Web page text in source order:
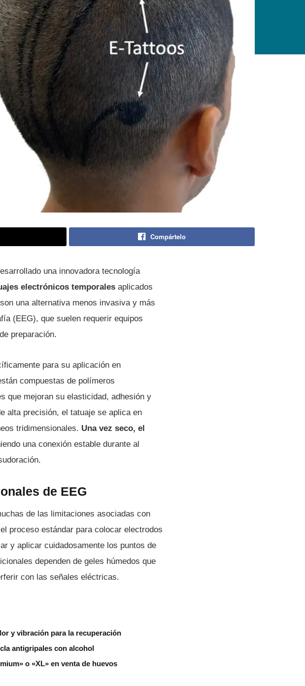
Compártelo
una innovadora tecnología
electrónicos temporales aplicados
una alternativa menos invasiva y más
(EEG), que suelen requerir equipos
preparación.
para su aplicación en
compuestas de polímeros
que mejoran su elasticidad, adhesión y
alta precisión, el tatuaje se aplica en
tridimensionales. Una vez seco, el
una conexión estable durante al
de EEG
de las limitaciones asociadas con
proceso estándar para colocar electrodos
y aplicar cuidadosamente los puntos de
dependen de geles húmedos que
con las señales eléctricas.
y vibración para la recuperación
antigripales con alcohol
o «XL» en venta de huevos